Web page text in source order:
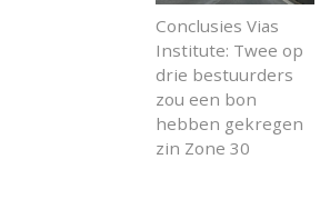
Conclusies Vias
Institute: Twee op
drie bestuurders
zou een bon
hebben gekregen
zin Zone 30